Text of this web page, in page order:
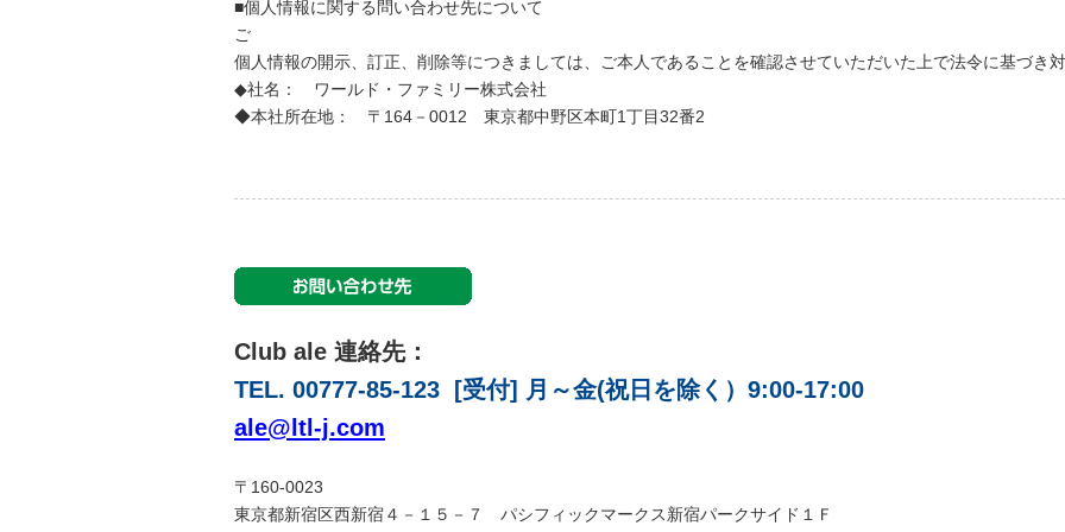
■個人情報に関する問い合わせ先について
ご
個人情報の開示、訂正、削除等につきましては、ご本人であることを確認させていただいた上で法令に基づき対
◆社名： ワールド・ファミリー株式会社
◆本社所在地： 〒164－0012 東京都中野区本町1丁目32番2
Club ale 連絡先：
TEL. 00777-85-123 [受付] 月～金(祝日を除く）9:00-17:00
ale@ltl-j.com
〒160-0023
東京都新宿区西新宿４－１５－７ パシフィックマークス新宿パークサイド１Ｆ